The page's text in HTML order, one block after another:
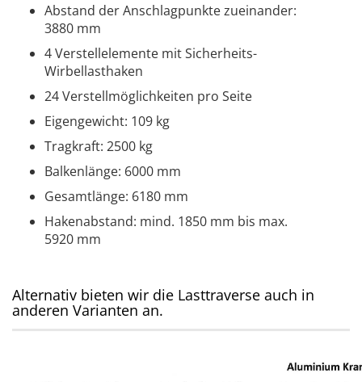
Abstand der Anschlagpunkte zueinander:
3880 mm
4 Verstellelemente mit Sicherheits-
Wirbellasthaken
24 Verstellmöglichkeiten pro Seite
Eigengewicht: 109 kg
Tragkraft: 2500 kg
Balkenlänge: 6000 mm
Gesamtlänge: 6180 mm
Hakenabstand: mind. 1850 mm bis max.
5920 mm
Alternativ bieten wir die Lasttraverse auch in
anderen Varianten an.